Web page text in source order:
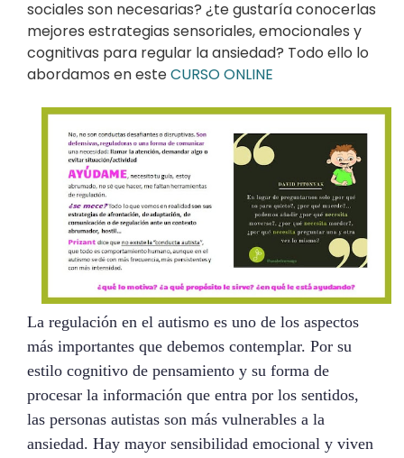
sociales son necesarias? ¿te gustaría conocerlas
mejores estrategias sensoriales, emocionales y
cognitivas para regular la ansiedad? Todo ello lo
abordamos en esteCURSO ONLINE
La regulación en el autismo es uno de los aspectos
más importantes que debemos contemplar. Por su
estilo cognitivo de pensamiento y su forma de
procesar la información que entra por los sentidos,
las personas autistas son más vulnerables a la
ansiedad. Hay mayor sensibilidad emocional y viven